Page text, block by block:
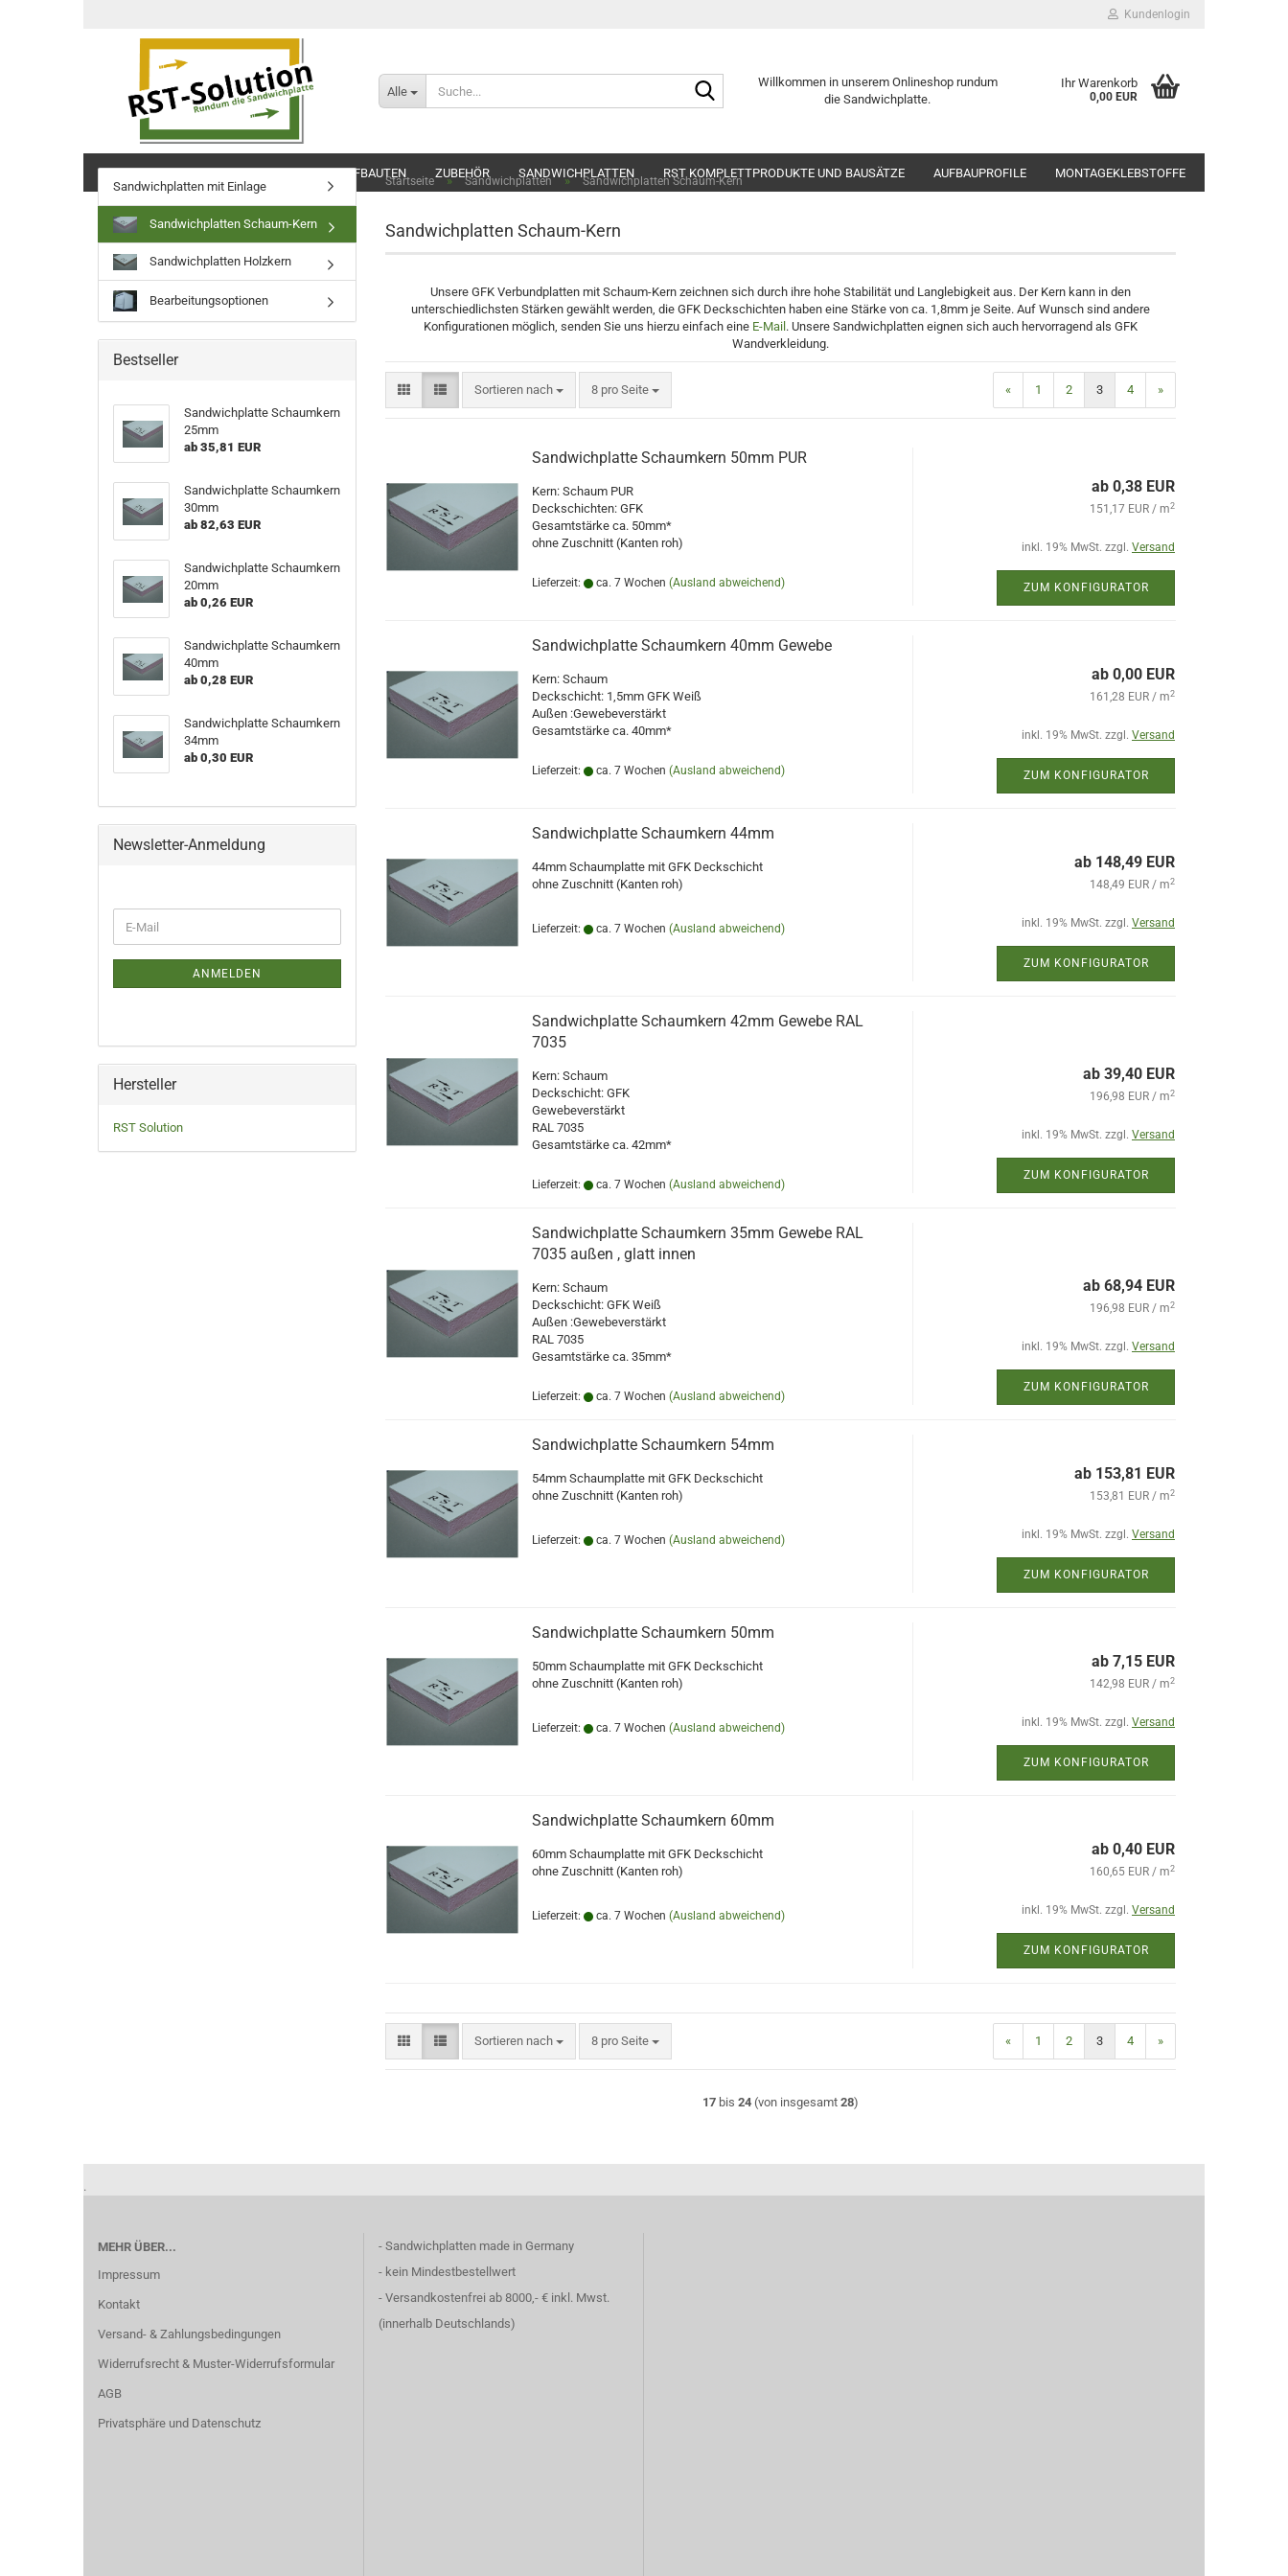
Kundenlogin
Alle
Suche...Willkommen in unserem Onlineshop rundum
die Sandwichplatte.
Ihr Warenkorb
0,00 EUR
BLISTER REPARATUR WOHNKABINEN/AUFBAUTEN ZUBEHÖR
KDVU60-B
SANDWICHPLATTEN RST KOMPLETTPRODUKTE UND BAUSÄTZE AUFBAUPROFILE MONTAGEKLEBSTOFFE
Startseite » Sandwichplatten » Sandwichplatten Schaum-Kern
Sandwichplatten Schaum-Kern
Unsere GFK Verbundplatten mit Schaum-Kern zeichnen sich durch ihre hohe Stabilität und Langlebigkeit aus. Der Kern kann in den
unterschiedlichsten Stärken gewählt werden, die GFK Deckschichten haben eine Stärke von ca. 1,8mm je Seite. Auf Wunsch sind andere
Konfigurationen möglich, senden Sie uns hierzu einfach eine E-Mail . Unsere Sandwichplatten eignen sich auch hervorragend als GFK
Wandverkleidung.
Sortieren nach
Sortieren nach 8 pro Seite
pro Seite « 1 2 3 4 »
Sandwichplatte Schaumkern 50mm PUR
Kern: Schaum PUR
Deckschichten: GFK
Gesamtstärke ca. 50mm*
ohne Zuschnitt (Kanten roh)
Lieferzeit: ca. 7 Wochen (Ausland abweichend)
ab 0,38 EUR
151,17 EUR / m2
inkl. 19% MwSt. zzgl. Versand
ZUM KONFIGURATOR
Sandwichplatte Schaumkern 40mm Gewebe
Kern: Schaum
Deckschicht: 1,5mm GFK Weiß
Außen :Gewebeverstärkt
Gesamtstärke ca. 40mm*
Lieferzeit: ca. 7 Wochen (Ausland abweichend)
ab 0,00 EUR
161,28 EUR / m2
inkl. 19% MwSt. zzgl. Versand
ZUM KONFIGURATOR
Sandwichplatte Schaumkern 44mm
44mm Schaumplatte mit GFK Deckschicht
ohne Zuschnitt (Kanten roh)
Lieferzeit: ca. 7 Wochen (Ausland abweichend)
ab 148,49 EUR
148,49 EUR / m2
inkl. 19% MwSt. zzgl. Versand
ZUM KONFIGURATOR
Sandwichplatte Schaumkern 42mm Gewebe RAL
7035
Kern: Schaum
Deckschicht: GFK
Gewebeverstärkt
RAL 7035
Gesamtstärke ca. 42mm*
Lieferzeit: ca. 7 Wochen (Ausland abweichend)
ab 39,40 EUR
196,98 EUR / m2
inkl. 19% MwSt. zzgl. Versand
ZUM KONFIGURATOR
Sandwichplatte Schaumkern 35mm Gewebe RAL
7035 außen , glatt innen
Kern: Schaum
Deckschicht: GFK Weiß
Außen :Gewebeverstärkt
RAL 7035
Gesamtstärke ca. 35mm*
Lieferzeit: ca. 7 Wochen (Ausland abweichend)
ab 68,94 EUR
196,98 EUR / m2
inkl. 19% MwSt. zzgl. Versand
ZUM KONFIGURATOR
Sandwichplatte Schaumkern 54mm
54mm Schaumplatte mit GFK Deckschicht
ohne Zuschnitt (Kanten roh)
Lieferzeit: ca. 7 Wochen (Ausland abweichend)
ab 153,81 EUR
153,81 EUR / m2
inkl. 19% MwSt. zzgl. Versand
ZUM KONFIGURATOR
Sandwichplatte Schaumkern 50mm
50mm Schaumplatte mit GFK Deckschicht
ohne Zuschnitt (Kanten roh)
Lieferzeit: ca. 7 Wochen (Ausland abweichend)
ab 7,15 EUR
142,98 EUR / m2
inkl. 19% MwSt. zzgl. Versand
ZUM KONFIGURATOR
Sandwichplatte Schaumkern 60mm
60mm Schaumplatte mit GFK Deckschicht
ohne Zuschnitt (Kanten roh)
Lieferzeit: ca. 7 Wochen (Ausland abweichend)
ab 0,40 EUR
160,65 EUR / m2
inkl. 19% MwSt. zzgl. Versand
ZUM KONFIGURATOR
Sortieren nach
Sortieren nach 8 pro Seite
pro Seite « 1 2 3 4 »
17 bis 24 (von insgesamt 28)
Sandwichplatten mit Einlage
Sandwichplatten Schaum-Kern
Sandwichplatten Holzkern
Bearbeitungsoptionen
Bestseller
Sandwichplatte Schaumkern
25mm
ab 35,81 EUR
Sandwichplatte Schaumkern
30mm
ab 82,63 EUR
Sandwichplatte Schaumkern
20mm
ab 0,26 EUR
Sandwichplatte Schaumkern
40mm
ab 0,28 EUR
Sandwichplatte Schaumkern
34mm
ab 0,30 EUR
Newsletter-Anmeldung
ZUR
E-
Mail
ANMELDEN
Hersteller
RST Solution
.
MEHR ÜBER...
Impressum
Kontakt
Versand- & Zahlungsbedingungen
Widerrufsrecht & Muster-Widerrufsformular
AGB
Privatsphäre und Datenschutz
- Sandwichplatten made in Germany
- kein Mindestbestellwert
- Versandkostenfrei ab 8000,- € inkl. Mwst.
(innerhalb Deutschlands)